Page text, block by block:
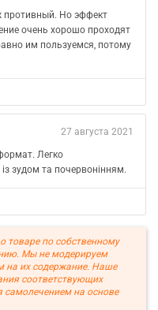
противный. Но эффект
очень хорошо проходят
им пользуемся, потому
27 августа 2021
Легко
зудом та почервонінням.
товаре по собственному
Мы не модерируем
на их содержание. Наше
соответствующих
самолечением на основе